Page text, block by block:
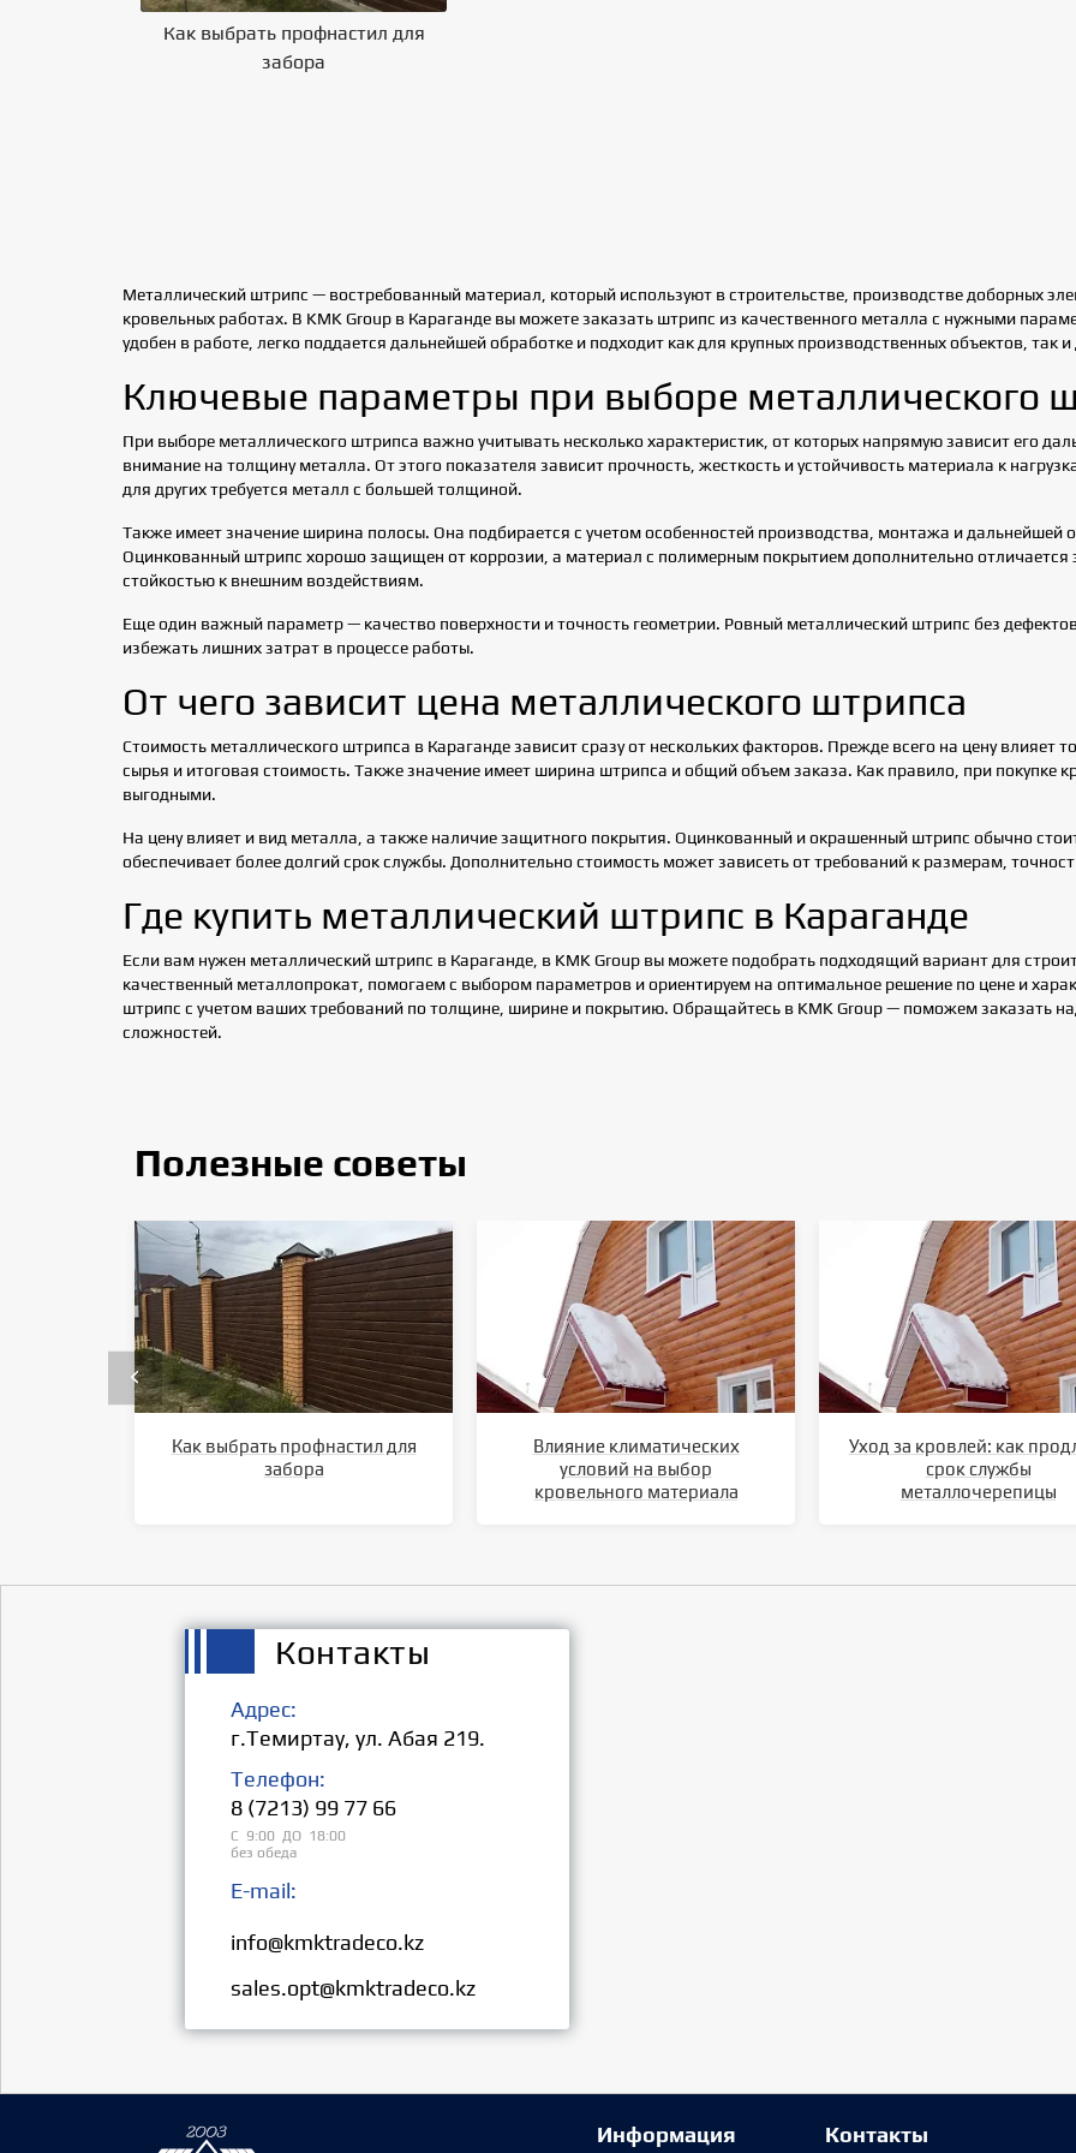
Как выбрать профнастил для
забора
Металлический штрипс — востребованный материал, который используют в строительстве, производстве доборных
кровельных работах. В KMK Group в Караганде вы можете заказать штрипс из качественного металла с нужными
удобен в работе, легко поддается дальнейшей обработке и подходит как для крупных производственных объектов, так
Ключевые параметры при выборе металлического
При выборе металлического штрипса важно учитывать несколько характеристик, от которых напрямую зависит его
внимание на толщину металла. От этого показателя зависит прочность, жесткость и устойчивость материала к
для других требуется металл с большей толщиной.
Также имеет значение ширина полосы. Она подбирается с учетом особенностей производства, монтажа и дальнейшей
Оцинкованный штрипс хорошо защищен от коррозии, а материал с полимерным покрытием дополнительно
стойкостью к внешним воздействиям.
Еще один важный параметр — качество поверхности и точность геометрии. Ровный металлический штрипс без
избежать лишних затрат в процессе работы.
От чего зависит цена металлического штрипса
Стоимость металлического штрипса в Караганде зависит сразу от нескольких факторов. Прежде всего на цену
сырья и итоговая стоимость. Также значение имеет ширина штрипса и общий объем заказа. Как правило, при покупке
выгодными.
На цену влияет и вид металла, а также наличие защитного покрытия. Оцинкованный и окрашенный штрипс обычно
обеспечивает более долгий срок службы. Дополнительно стоимость может зависеть от требований к размерам,
Где купить металлический штрипс в Караганде
Если вам нужен металлический штрипс в Караганде, в KMK Group вы можете подобрать подходящий вариант для
качественный металлопрокат, помогаем с выбором параметров и ориентируем на оптимальное решение по цене и
штрипс с учетом ваших требований по толщине, ширине и покрытию. Обращайтесь в KMK Group — поможем заказать
сложностей.
Полезные советы
Как выбрать профнастил для
забора
Влияние климатических
условий на выбор
кровельного материала
Уход за кровлей: как
срок службы
металлочерепицы
Контакты
Адрес:
г.Темиртау, ул. Абая 219.
Телефон:
8 (7213) 99 77 66
С 9:00 ДО 18:00
без обеда
E-mail:
info@kmktradeco.kz
sales.opt@kmktradeco.kz
Информация Контакты